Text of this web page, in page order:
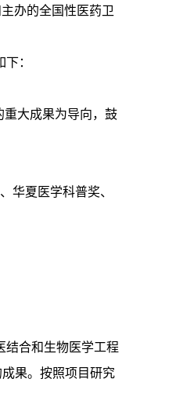
办的全国性医药卫
：
重大成果为导向，鼓
华夏医学科普奖、
结合和生物医学工程
果。按照项目研究